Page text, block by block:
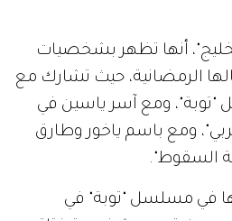
أنها تظهر بشخصيات
الرمضانية، حيث تشارك مع
ومع آسر ياسين في
ومع باسم ياخور وطارق
السقوط".
في مسلسل "توبة" في